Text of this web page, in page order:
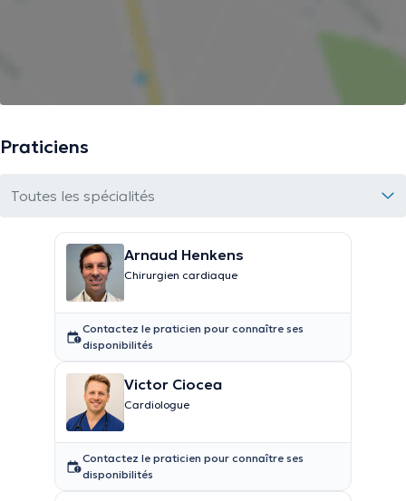
Praticiens
Toutes les spécialités
Arnaud Henkens
Chirurgien cardiaque
Contactez le praticien pour connaître ses
disponibilités
Victor Ciocea
Cardiologue
Contactez le praticien pour connaître ses
disponibilités